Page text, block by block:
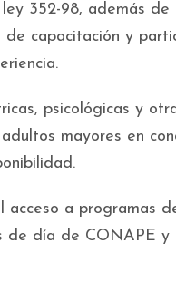
352-98, además de
capacitación y
psicológicas y
mayores en
a programas
de día de CONAPE y